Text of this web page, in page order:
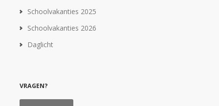
Schoolvakanties 2025
Schoolvakanties 2026
Daglicht
VRAGEN?